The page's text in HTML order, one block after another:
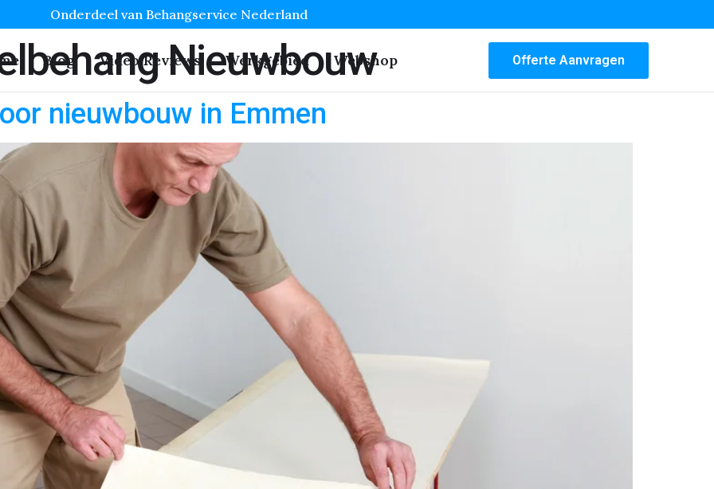
Onderdeel van Behangservice Nederland
Blog Video Reviews Werkgebied Webshop Offerte Aanvragen
Nieuwbouw
nieuwbouw in Emmen